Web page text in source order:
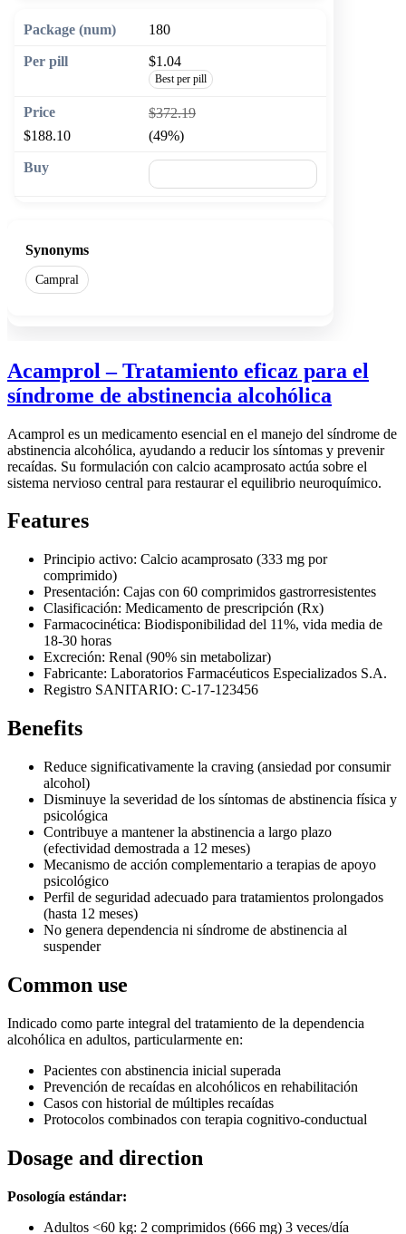
180
$1.04
Best per pill
$372.19
$188.10
(49%)
Synonyms
Campral
Acamprol – Tratamiento eficaz para el
síndrome de abstinencia alcohólica
Acamprol es un medicamento esencial en el manejo del síndrome de
abstinencia alcohólica, ayudando a reducir los síntomas y prevenir
recaídas. Su formulación con calcio acamprosato actúa sobre el
sistema nervioso central para restaurar el equilibrio neuroquímico.
Features
Principio activo: Calcio acamprosato (333 mg por
comprimido)
Presentación: Cajas con 60 comprimidos gastrorresistentes
Clasificación: Medicamento de prescripción (Rx)
Farmacocinética: Biodisponibilidad del 11%, vida media de
18-30 horas
Excreción: Renal (90% sin metabolizar)
Fabricante: Laboratorios Farmacéuticos Especializados S.A.
Registro SANITARIO: C-17-123456
Benefits
Reduce significativamente la craving (ansiedad por consumir
alcohol)
Disminuye la severidad de los síntomas de abstinencia física y
psicológica
Contribuye a mantener la abstinencia a largo plazo
(efectividad demostrada a 12 meses)
Mecanismo de acción complementario a terapias de apoyo
psicológico
Perfil de seguridad adecuado para tratamientos prolongados
(hasta 12 meses)
No genera dependencia ni síndrome de abstinencia al
suspender
Common use
Indicado como parte integral del tratamiento de la dependencia
alcohólica en adultos, particularmente en:
Pacientes con abstinencia inicial superada
Prevención de recaídas en alcohólicos en rehabilitación
Casos con historial de múltiples recaídas
Protocolos combinados con terapia cognitivo-conductual
Dosage and direction
Posología estándar:
Adultos <60 kg: 2 comprimidos (666 mg) 3 veces/día